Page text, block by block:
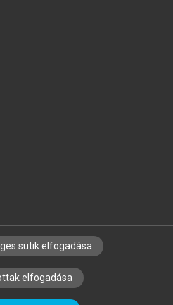
KÖNYVTÁROSOKNAK
ALAPELVEK
sütik elfogadása
elfogadása